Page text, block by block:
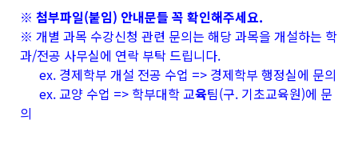
※ 첨부파일(붙임) 안내문들 꼭 확인해주세요.
※ 개별 과목 수강신청 관련 문의는 해당 과목을 개설하는 학
과/전공 사무실에 연락 부탁 드립니다.
ex. 경제학부 개설 전공 수업 => 경제학부 행정실에 문의
ex. 교양 수업 => 학부대학 교육팀(구. 기초교육원)에 문
의